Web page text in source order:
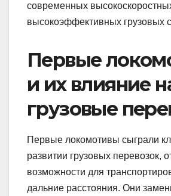
современных
высокоэффективных грузовых
Первые
и их влияние
грузовые
Первые локомотивы сыграли
развитии грузовых перевозок,
возможности для
дальние расстояния. Они